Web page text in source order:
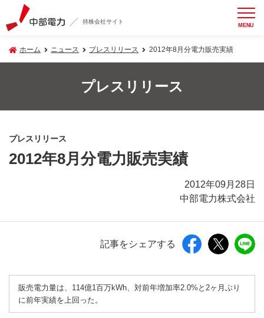
持株会社サイト MENU
ホーム ニュース プレスリリース 2012年8月分電力販売実績
プレスリリース
プレスリリース
2012年8月分電力販売実績
2012年09月28日
中部電力株式会社
記事をシェアする
販売電力量は、114億1百万kWh、対前年増加率2.0%と2ヶ月ぶり
に前年実績を上回った。